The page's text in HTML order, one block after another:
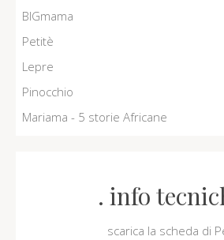
Prime smarrite
Prima smarrita . Cappuccetto rosso
Terza smarrita . La fanciulla senza
BIGmama
Petitè
Lepre
Pinocchio
Mariama - 5 storie Africane
. info
scarica la scheda di